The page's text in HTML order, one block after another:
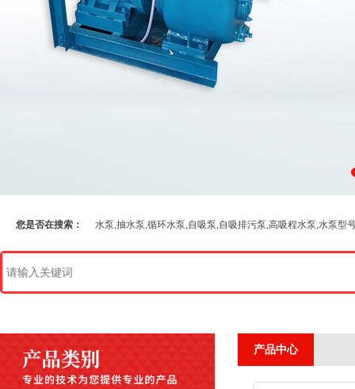
您是否在搜索： 水泵,抽水泵,循环水泵,自吸泵,自吸排污泵,高吸程水泵,水泵型
产品中心